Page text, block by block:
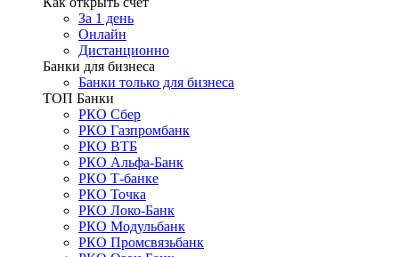
За 1 день
Онлайн
Дистанционно
Банки для бизнеса
Банки только для бизнеса
ТОП Банки
РКО Сбер
РКО Газпромбанк
РКО ВТБ
РКО Альфа-Банк
РКО Т-банке
РКО Точка
РКО Локо-Банк
РКО Модульбанк
РКО Промсвязьбанк